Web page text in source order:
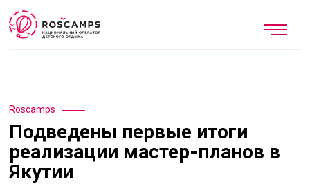
Roscamps
Подведены первые итоги
реализации мастер-планов в
Якутии